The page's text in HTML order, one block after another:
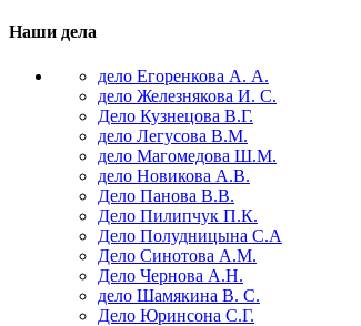
Наши дела
дело Егоренкова А. А.
дело Железнякова И. С.
Дело Кузнецова В.Г.
дело Легусова В.М.
дело Магомедова Ш.М.
дело Новикова А.В.
Дело Панова В.В.
Дело Пилипчук П.К.
Дело Полудницына С.А
Дело Синотова А.М.
Дело Чернова А.Н.
дело Шамякина В. С.
Дело Юринсона С.Г.